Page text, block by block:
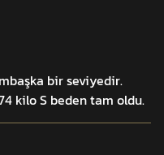
bir seviyedir.
kilo S beden tam oldu.